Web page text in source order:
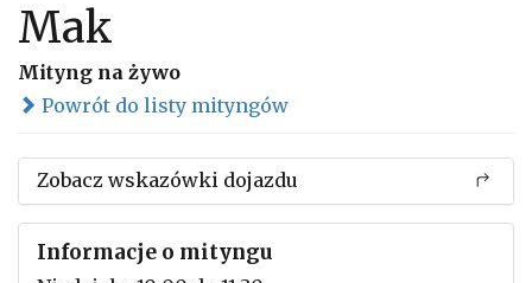
Mak
Mityng na żywo
Powrót do listy mityngów
Zobacz wskazówki dojazdu
Informacje o mityngu